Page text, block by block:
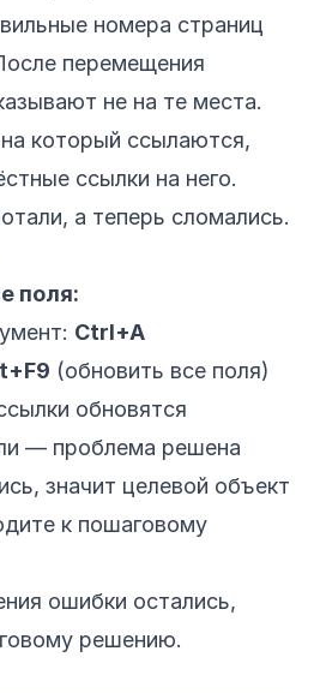
номера страниц
перемещения
не на те места.
который ссылаются,
ссылки на него.
а теперь сломались.
поля:
Ctrl+A
(обновить все поля)
обновятся
— проблема решена
значит целевой объект
к пошаговому
ошибки остались,
решению.